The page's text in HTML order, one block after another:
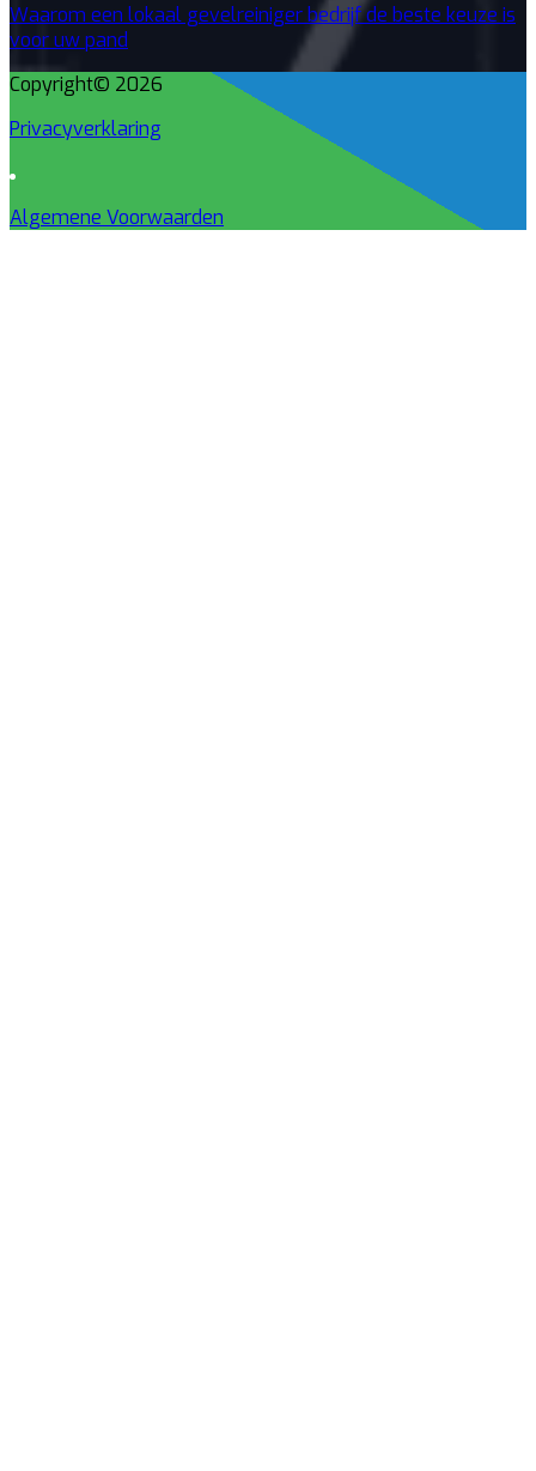
Waarom een lokaal gevelreiniger bedrijf de beste keuze is
voor uw pand
Copyright© 2026
Privacyverklaring
Algemene Voorwaarden